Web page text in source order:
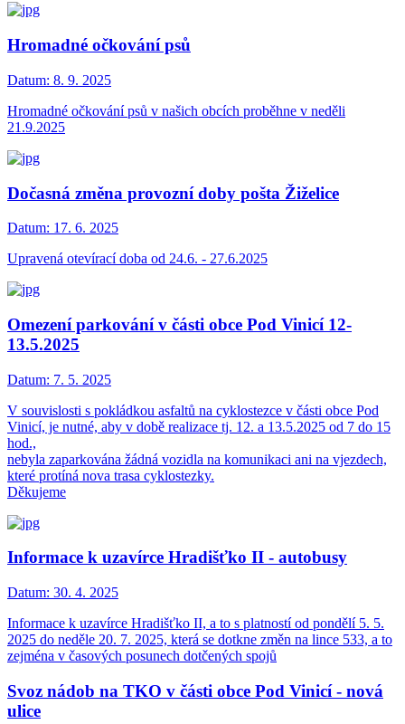
Hromadné očkování psů
Datum: 8. 9. 2025
Hromadné očkování psů v našich obcích proběhne v neděli
21.9.2025
Dočasná změna provozní doby pošta Žiželice
Datum: 17. 6. 2025
Upravená otevírací doba od 24.6. - 27.6.2025
Omezení parkování v části obce Pod Vinicí 12-
13.5.2025
Datum: 7. 5. 2025
V souvislosti s pokládkou asfaltů na cyklostezce v části obce Pod
Vinicí, je nutné, aby v době realizace tj. 12. a 13.5.2025 od 7 do 15
hod.,
nebyla zaparkována žádná vozidla na komunikaci ani na vjezdech,
které protíná nova trasa cyklostezky.
Děkujeme
Informace k uzavírce Hradišťko II - autobusy
Datum: 30. 4. 2025
Informace k uzavírce Hradišťko II, a to s platností od pondělí 5. 5.
2025 do neděle 20. 7. 2025, která se dotkne změn na lince 533, a to
zejména v časových posunech dotčených spojů
Svoz nádob na TKO v části obce Pod Vinicí - nová
ulice